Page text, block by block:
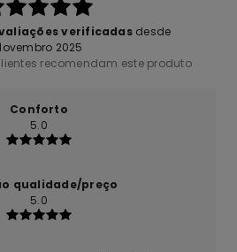
verificadasdesde
2025
recomendam este produto
Conforto
5.0
qualidade/preço
5.0